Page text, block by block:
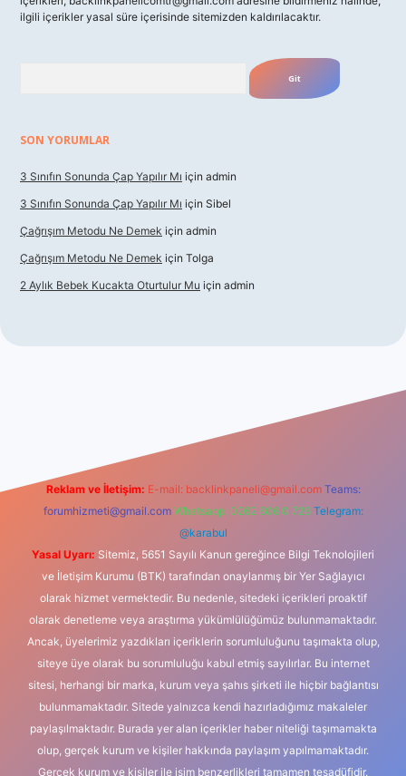
ilgili içerikler yasal süre içerisinde sitemizden kaldırılacaktır.
SON YORUMLAR
3 Sınıfın Sonunda Çap Yapılır Mı için admin
3 Sınıfın Sonunda Çap Yapılır Mı için Sibel
Çağrışım Metodu Ne Demek için admin
Çağrışım Metodu Ne Demek için Tolga
2 Aylık Bebek Kucakta Oturtulur Mu için admin
Reklam ve İletişim: E-mail: backlinkpaneli@gmail.com Teams:
forumhizmeti@gmail.com Whatsapp: 0262 606 0 726 Telegram:
@karabul
Yasal Uyarı: Sitemiz, 5651 Sayılı Kanun gereğince Bilgi Teknolojileri
ve İletişim Kurumu (BTK) tarafından onaylanmış bir Yer Sağlayıcı
olarak hizmet vermektedir. Bu nedenle, sitedeki içerikleri proaktif
olarak denetleme veya araştırma yükümlülüğümüz bulunmamaktadır.
Ancak, üyelerimiz yazdıkları içeriklerin sorumluluğunu taşımakta olup,
siteye üye olarak bu sorumluluğu kabul etmiş sayılırlar. Bu internet
sitesi, herhangi bir marka, kurum veya şahıs şirketi ile hiçbir bağlantısı
bulunmamaktadır. Sitede yalnızca kendi hazırladığımız makaleler
paylaşılmaktadır. Burada yer alan içerikler haber niteliği taşımamakta
olup, gerçek kurum ve kişiler hakkında paylaşım yapılmamaktadır.
Gerçek kurum ve kişiler ile isim benzerlikleri tamamen tesadüfidir.